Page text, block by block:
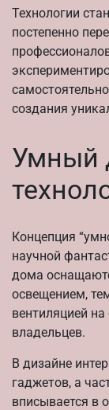
Технологии
постепенно
создания
Умный
Концепция
научной
дома
освещением,
вентиляцией
владельцев.
В дизайне
гаджетов, а
вписывается в